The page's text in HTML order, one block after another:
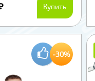
Купить
-30%